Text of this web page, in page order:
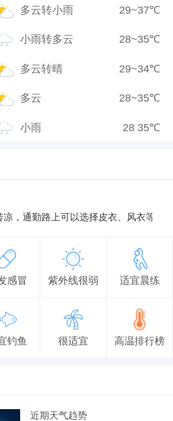
多云转小雨 29~37℃
小雨转多云 28~35℃
多云转晴 29~34℃
多云 28~35℃
小雨 28 35℃
凉，通勤路上可以选择皮衣、风衣等防
感冒 紫外线很弱 适宜晨练
钓鱼 很适宜 高温排行榜
近期天气趋势